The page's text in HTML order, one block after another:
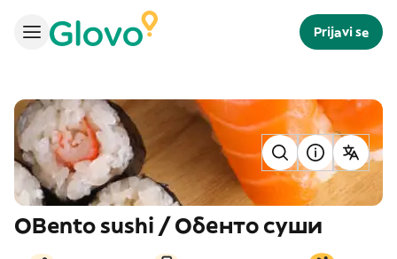
Prijavi se
OBento sushi / Обенто суши